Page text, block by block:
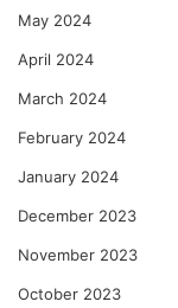
May 2024
April 2024
March 2024
February 2024
January 2024
December 2023
November 2023
October 2023